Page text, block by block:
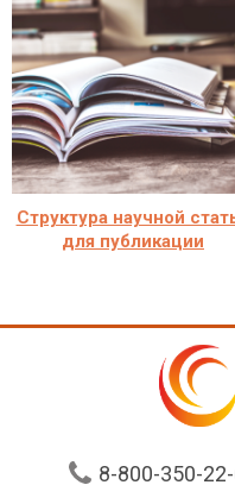
Структура научной
для публикации
8-800-350-